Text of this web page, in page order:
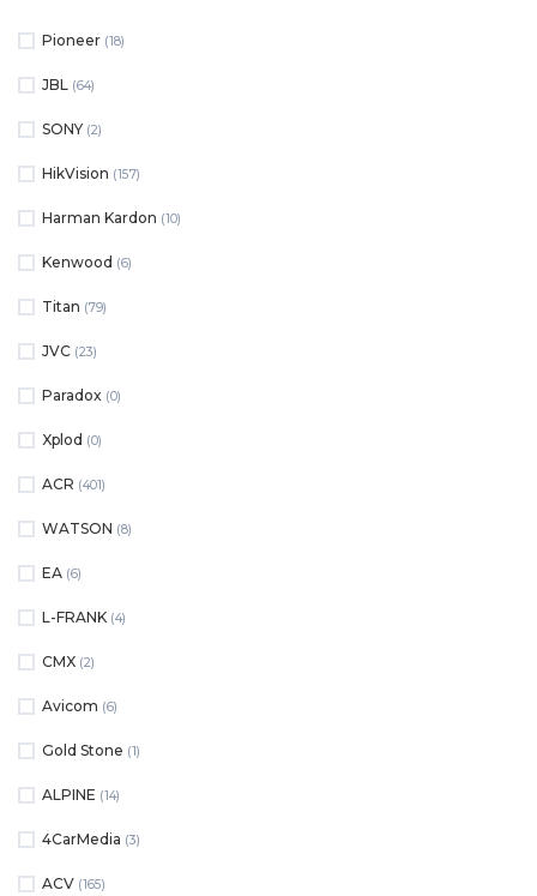
Pioneer (18)
JBL (64)
SONY (2)
HikVision (157)
Harman Kardon (10)
Kenwood (6)
Titan (79)
JVC (23)
Paradox (0)
Xplod (0)
ACR (401)
WATSON (8)
ЕА (6)
L-FRANK (4)
CMX (2)
Avicom (6)
Gold Stone (1)
ALPINE (14)
4CarMedia (3)
ACV (165)